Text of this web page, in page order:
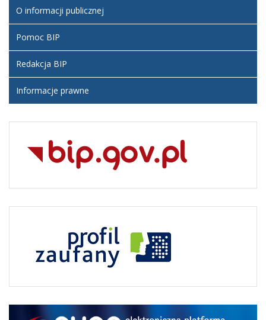
Dodane
załączniki
Odpłatność
za pobyt
dziecka w
2025
21:47
O informacji publicznej
Pomoc BIP
Redakcja BIP
Informacje prawne